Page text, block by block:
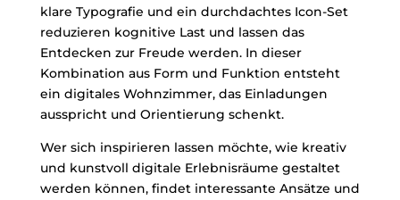
klare Typografie und ein durchdachtes Icon-Set
reduzieren kognitive Last und lassen das
Entdecken zur Freude werden. In dieser
Kombination aus Form und Funktion entsteht
ein digitales Wohnzimmer, das Einladungen
ausspricht und Orientierung schenkt.
Wer sich inspirieren lassen möchte, wie kreativ
und kunstvoll digitale Erlebnisräume gestaltet
werden können, findet interessante Ansätze und